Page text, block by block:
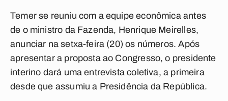
Temer se reuniu com a equipe econômica antes
de o ministro da Fazenda, Henrique Meirelles,
anunciar na setxa-feira (20) os números. Após
apresentar a proposta ao Congresso, o presidente
interino dará uma entrevista coletiva, a primeira
desde que assumiu a Presidência da República.